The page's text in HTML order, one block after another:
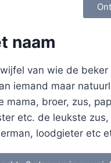
naam
van wie de
iemand maar
broer, zus,
etc. de leukste
loodgieter etc